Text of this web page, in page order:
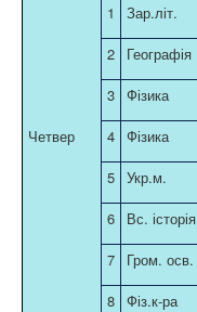
Четвер
1
Зар.літ.
2
Географія
3 Фізика
4 Фізика
5 Укр.м.
6
Вс. історія
7
Гром. осв.
8 Фіз.к-ра